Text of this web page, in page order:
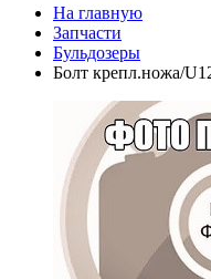
На главную
Запчасти
Бульдозеры
Болт крепл.ножа/